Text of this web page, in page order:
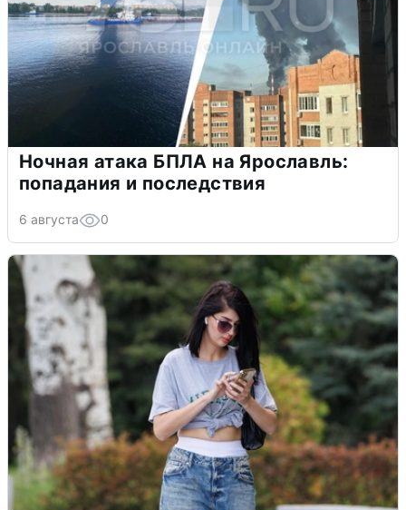
Ночная атака БПЛА на Ярославль:
попадания и последствия
6 августа 0